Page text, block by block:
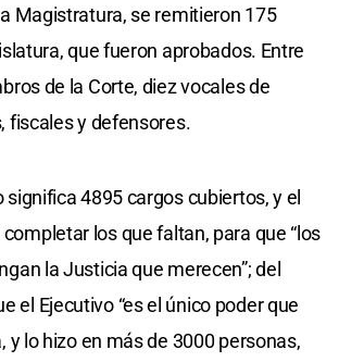
Magistratura, se remitieron 175
que fueron aprobados. Entre
de la Corte, diez vocales de
fiscales y defensores.
significa 4895 cargos cubiertos, y el
los que faltan, para que “los
la Justicia que merecen”; del
el Ejecutivo “es el único poder que
y lo hizo en más de 3000 personas,